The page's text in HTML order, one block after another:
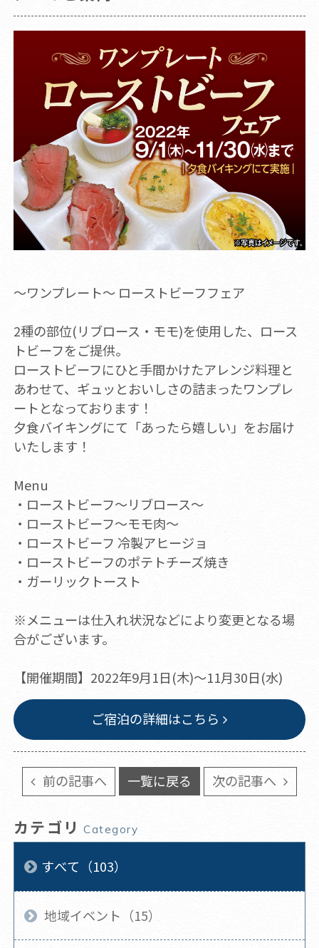
～ワンプレート～ ローストビーフフェア
2種の部位(リブロース・モモ)を使用した、ロース
トビーフをご提供。
ローストビーフにひと手間かけたアレンジ料理と
あわせて、ギュッとおいしさの詰まったワンプレ
ートとなっております！
夕食バイキングにて「あったら嬉しい」をお届け
いたします！
Menu
・ローストビーフ～リブロース～
・ローストビーフ～モモ肉～
・ローストビーフ 冷製アヒージョ
・ローストビーフのポテトチーズ焼き
・ガーリックトースト
※メニューは仕入れ状況などにより変更となる場
合がございます。
【開催期間】2022年9月1日(木)～11月30日(水)
ご宿泊の詳細はこちら
前の記事へ 一覧に戻る 次の記事へ
カテゴリ Category
すべて（103）
地域イベント（15）